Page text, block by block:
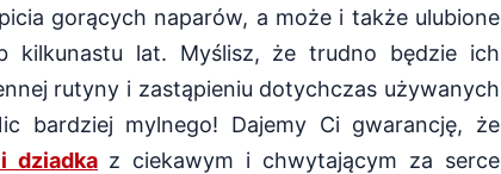
gorących naparów, a może i także ulubione
kilkunastu lat. Myślisz, że trudno będzie ich
rutyny i zastąpieniu dotychczas używanych
bardziej mylnego! Dajemy Ci gwarancję, że
dziadka z ciekawym i chwytającym za serce